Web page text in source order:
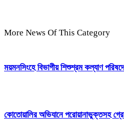
More News Of This Category
ময়মনসিংহে বিভাগীয় শিশুশ্রম কল্যাণ
কোতোয়ালির অভিযানে পরোয়ানাভুক্তসহ